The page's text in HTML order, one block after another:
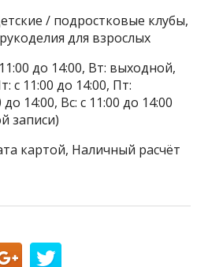
/ подростковые клубы,
для взрослых
до 14:00, Вт: выходной,
с 11:00 до 14:00, Пт:
14:00, Вс: с 11:00 до 14:00
записи)
картой, Наличный расчёт